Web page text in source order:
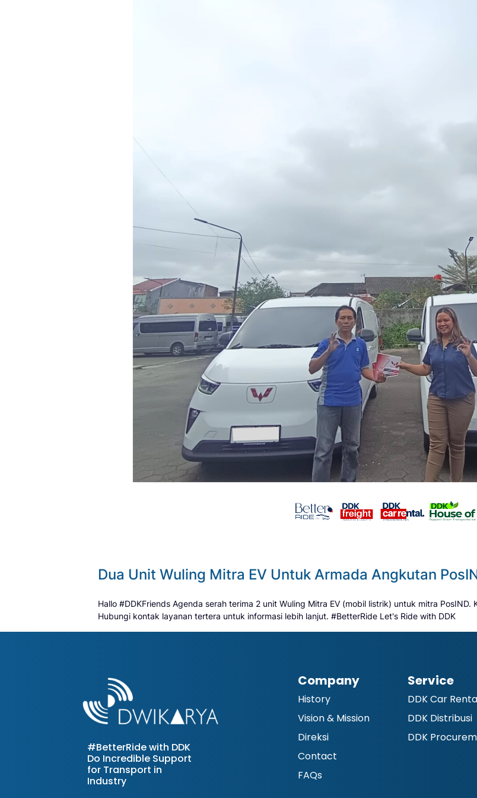
Dua Unit Wuling Mitra EV Untuk Armada Angkutan
Hallo #DDKFriends Agenda serah terima 2 unit Wuling Mitra EV (mobil listrik) untuk mitra
Hubungi kontak layanan tertera untuk informasi lebih lanjut. #BetterRide Let's Ride with DDK
#BetterRide with DDK
Do Incredible Support
for Transport in
Industry
Company
History
Vision & Mission
Direksi
Contact
FAQs
Service
DDK Car
DDK Distribusi
DDK